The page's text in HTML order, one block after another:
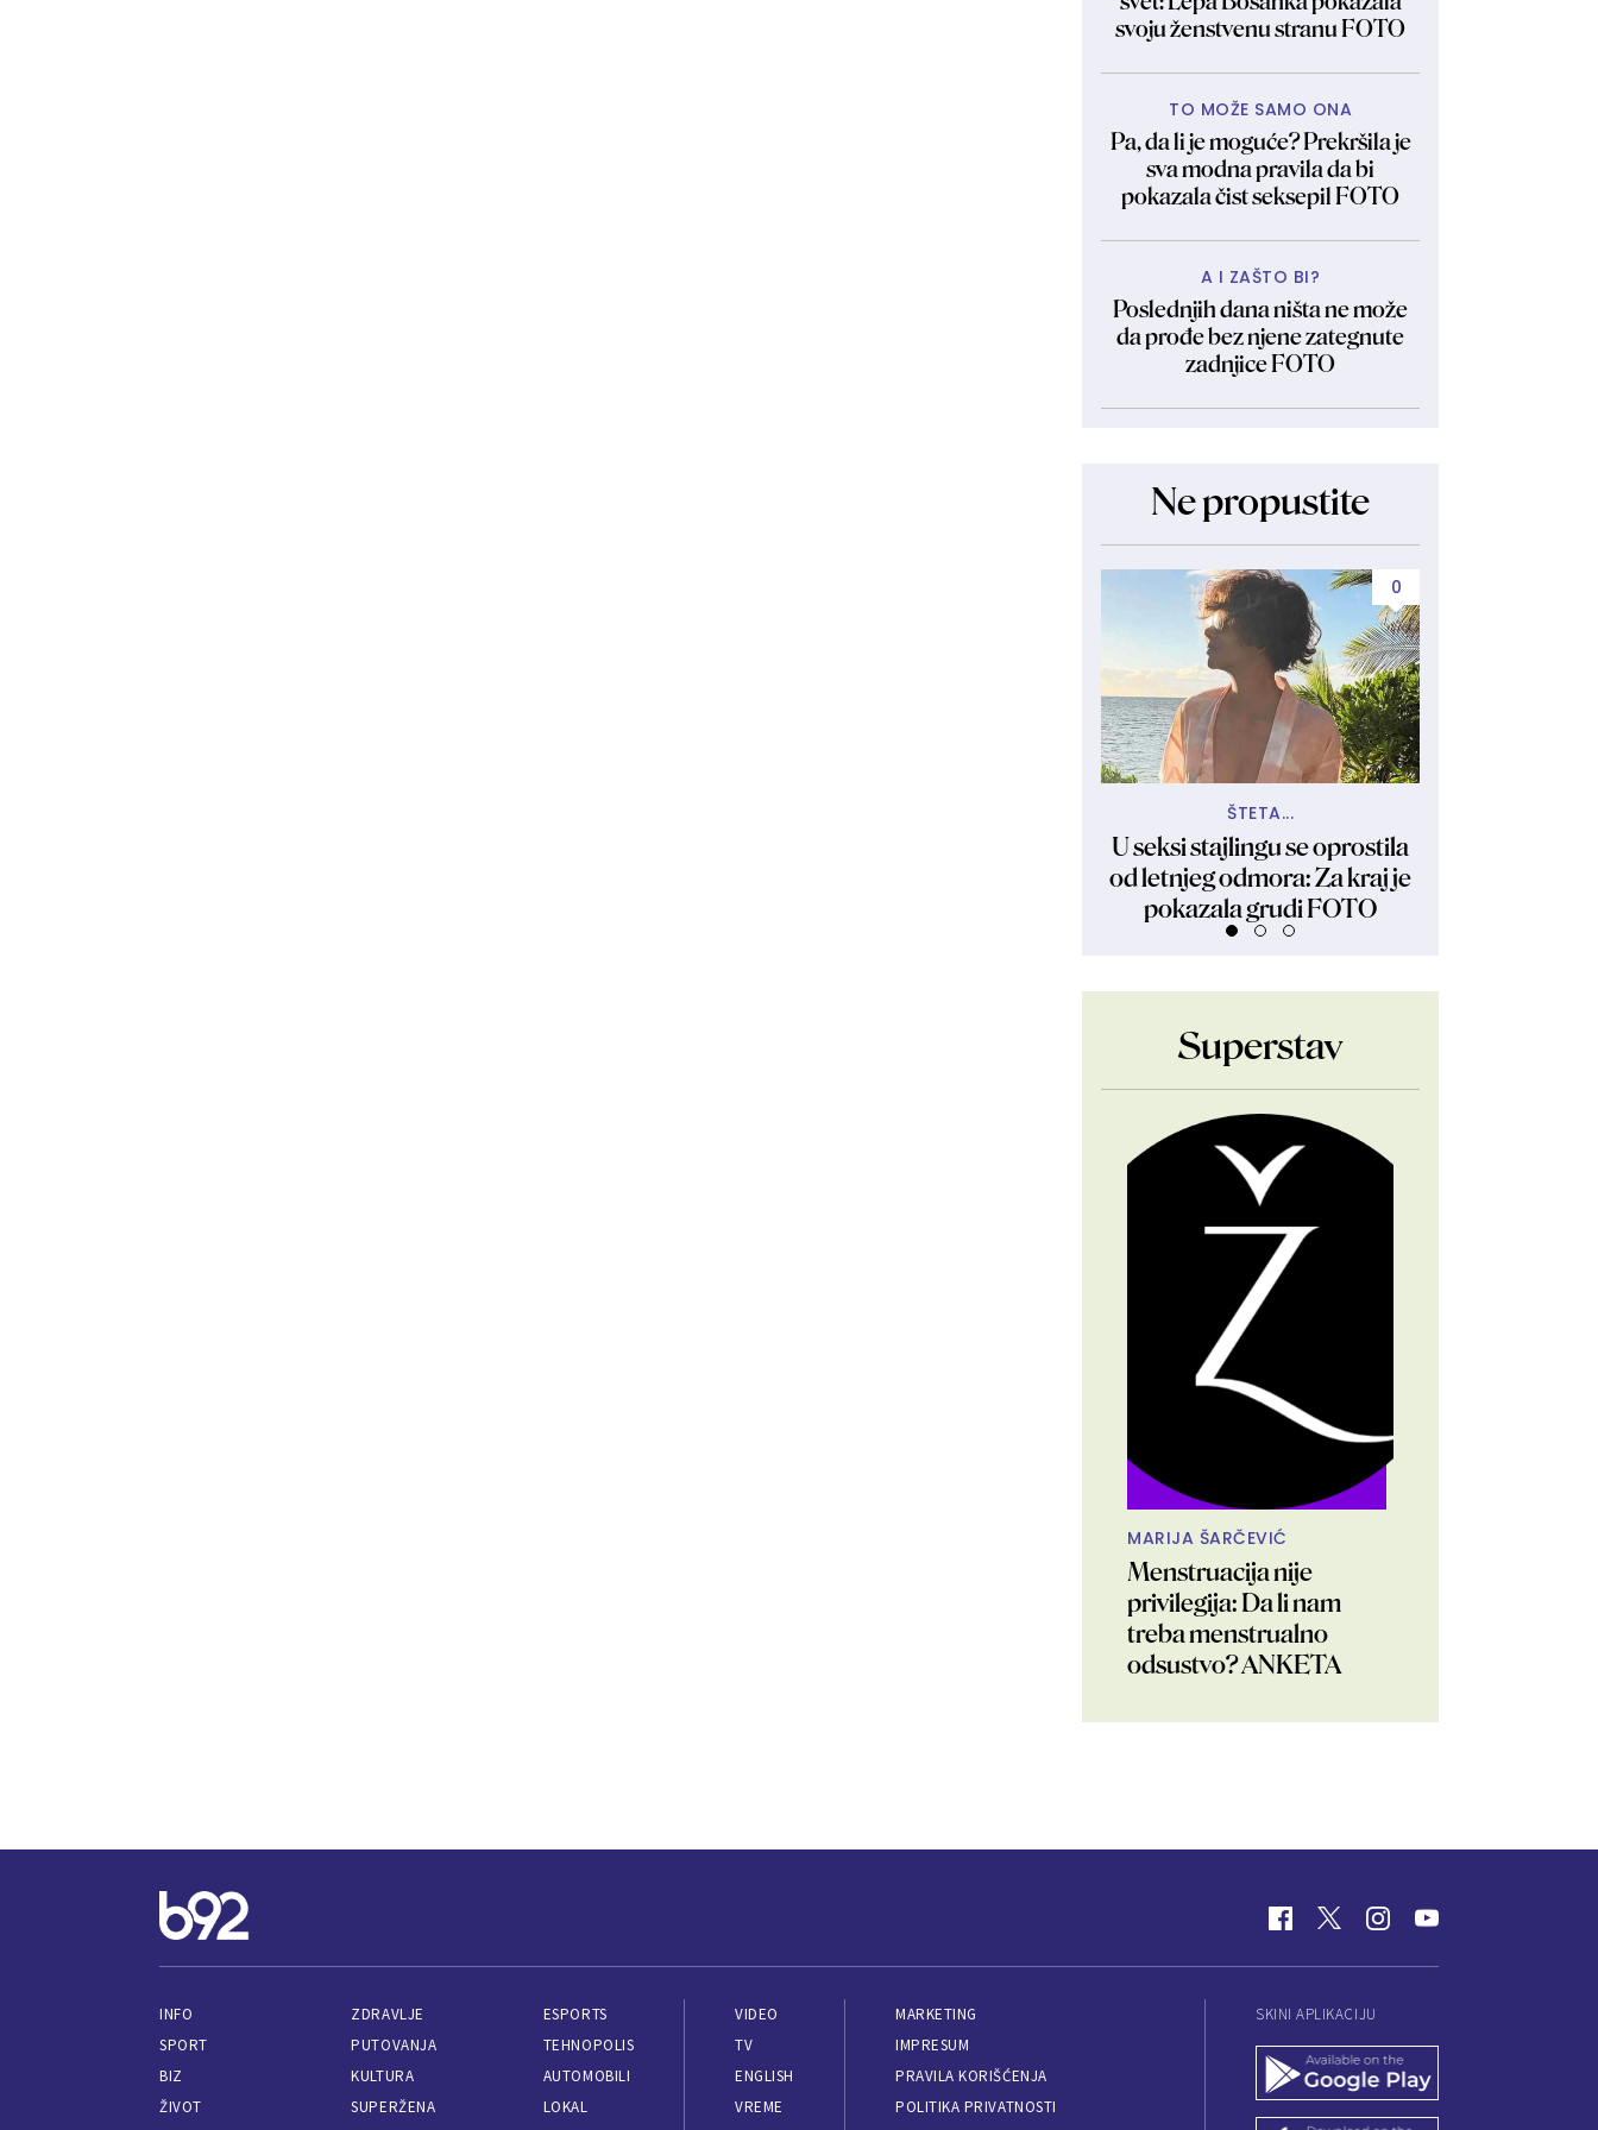
svoju ženstvenu stranu FOTO
TO MOŽE SAMO ONA
Pa, da li je moguće? Prekršila je
sva modna pravila da bi
pokazala čist seksepil FOTO
A I ZAŠTO BI?
Poslednjih dana ništa ne može
da prođe bez njene zategnute
zadnjice FOTO
Ne propustite
0
ŠTETA...
U seksi stajlingu se oprostila
od letnjeg odmora: Za kraj je
pokazala grudi FOTO
Superstav
MARIJA ŠARČEVIĆ
Menstruacija nije
privilegija: Da li nam
treba menstrualno
odsustvo? ANKETA
INFO
SPORT
BIZ
ŽIVOT
ZDRAVLJE
PUTOVANJA
KULTURA
SUPERŽENA
ESPORTS
TEHNOPOLIS
AUTOMOBILI
LOKAL
VIDEO
TV
ENGLISH
VREME
MARKETING
IMPRESUM
PRAVILA KORIŠĆENJA
POLITIKA PRIVATNOSTI
SKINI APLIKACIJU